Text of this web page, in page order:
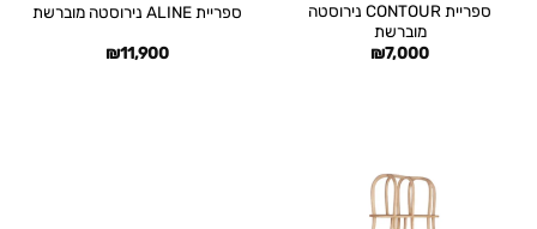
ספריית CONTOUR נירוסטה
מוברשת
₪7,000
ספריית ALINE נירוסטה מוברשת
₪11,900